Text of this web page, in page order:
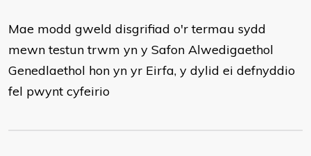
Mae modd gweld disgrifiad o'r termau sydd
mewn testun trwm yn y Safon Alwedigaethol
Genedlaethol hon yn yr Eirfa, y dylid ei defnyddio
fel pwynt cyfeirio